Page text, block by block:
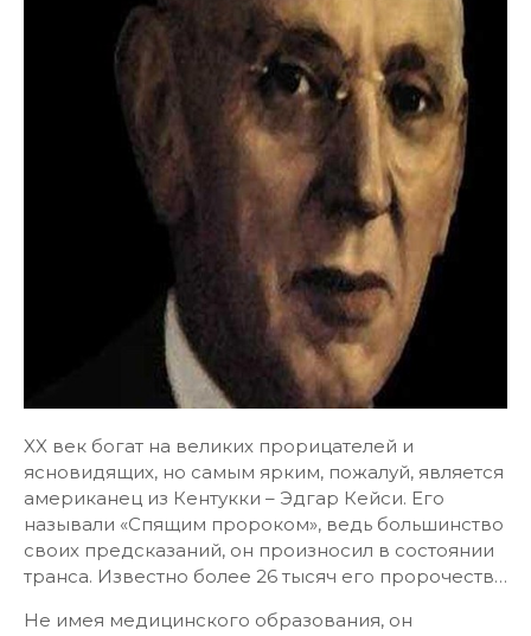
XX век богат на великих прорицателей и
ясновидящих, но самым ярким, пожалуй, является
американец из Кентукки – Эдгар Кейси. Его
называли «Спящим пророком», ведь большинство
своих предсказаний, он произносил в состоянии
транса. Известно более 26 тысяч его пророчеств…
Не имея медицинского образования, он